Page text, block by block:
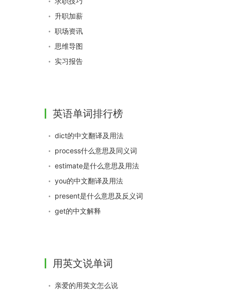
升职加薪
职场资讯
思维导图
实习报告
英语单词排行榜
dict的中文翻译及用法
process什么意思及同义词
estimate是什么意思及用法
you的中文翻译及用法
present是什么意思及反义词
get的中文解释
用英文说单词
亲爱的用英文怎么说